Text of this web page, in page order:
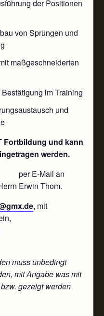
der Positionen
von Sprüngen und
maßgeschneiderten
im Training
und
Fortbildung und kann
werden.
Mail an
Erwin Thom.
, mit
muss unbedingt
mit Angabe was mit
gezeigt werden